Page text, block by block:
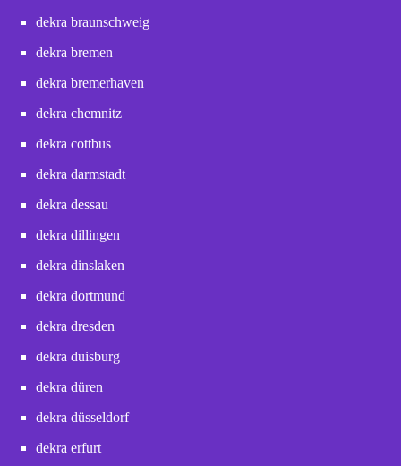
dekra braunschweig
dekra bremen
dekra bremerhaven
dekra chemnitz
dekra cottbus
dekra darmstadt
dekra dessau
dekra dillingen
dekra dinslaken
dekra dortmund
dekra dresden
dekra duisburg
dekra düren
dekra düsseldorf
dekra erfurt